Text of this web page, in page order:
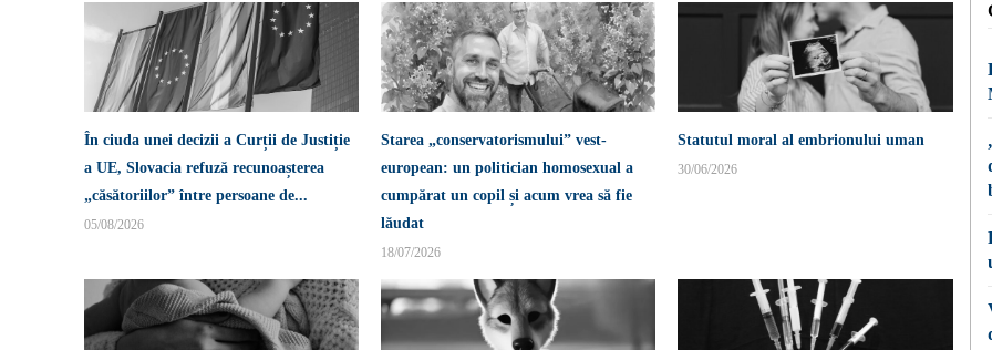
În ciuda unei decizii a Curții de Justiție
a UE, Slovacia refuză recunoașterea
„căsătoriilor” între persoane de...
05/08/2026
Starea „conservatorismului” vest-
european: un politician homosexual a
cumpărat un copil și acum vrea să fie
lăudat
18/07/2026
Statutul moral al embrionului uman
30/06/2026